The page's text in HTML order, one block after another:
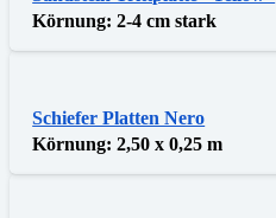
Körnung:2-4 cm stark
Schiefer Platten Nero
Körnung:2,50 x 0,25 m